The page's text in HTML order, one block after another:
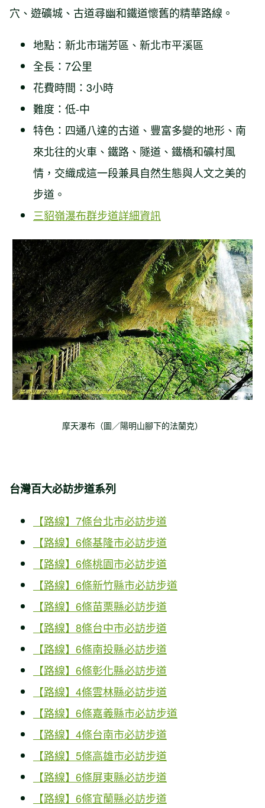
穴、遊礦城、古道尋幽和鐵道懷舊的精華路線。
地點：新北市瑞芳區、新北市平溪區
全長：7公里
花費時間：3小時
難度：低-中
特色：四通八達的古道、豐富多變的地形、南
來北往的火車、鐵路、隧道、鐵橋和礦村風
情，交織成這一段兼具自然生態與人文之美的
步道。
三貂嶺瀑布群步道詳細資訊
摩天瀑布（圖／陽明山腳下的法蘭克）
台灣百大必訪步道系列
【路線】7條台北市必訪步道
【路線】6條基隆市必訪步道
【路線】6條桃園市必訪步道
【路線】6條新竹縣市必訪步道
【路線】6條苗栗縣必訪步道
【路線】8條台中市必訪步道
【路線】6條南投縣必訪步道
【路線】6條彰化縣必訪步道
【路線】4條雲林縣必訪步道
【路線】6條嘉義縣市必訪步道
【路線】4條台南市必訪步道
【路線】5條高雄市必訪步道
【路線】6條屏東縣必訪步道
【路線】6條宜蘭縣必訪步道